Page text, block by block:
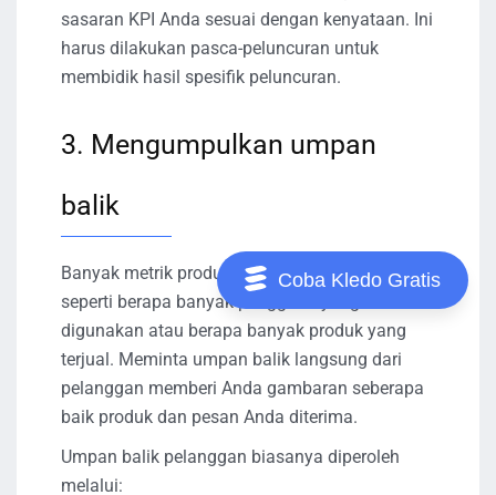
sasaran KPI Anda sesuai dengan kenyataan. Ini
harus dilakukan pasca-peluncuran untuk
membidik hasil spesifik peluncuran.
3. Mengumpulkan umpan
balik
Banyak metrik produk berfokus pada kuantitas
seperti berapa banyak pengguna yang
digunakan atau berapa banyak produk yang
terjual. Meminta umpan balik langsung dari
pelanggan memberi Anda gambaran seberapa
baik produk dan pesan Anda diterima.
Umpan balik pelanggan biasanya diperoleh
melalui:
Coba Kledo Gratis